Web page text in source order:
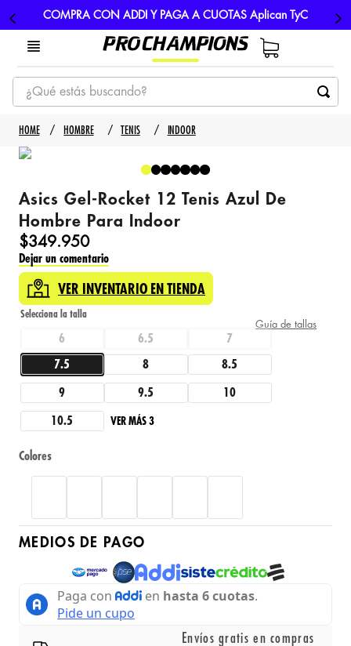
COMPRA CON ADDI Y PAGA A CUOTAS Aplican TyC
¿Qué estás buscando?
TÉRMINOS MÁS BUSCADOS
1
3. nike
4. guayos
5. gorras
HOMBRE TENIS INDOOR
Asics Gel-Rocket 12 Tenis Azul De
Hombre Para Indoor
$349.950
Dejar un comentario
VER INVENTARIO EN TIENDA
Guía de tallas
6 6.5 7
7.5 8 8.5
9 9.5 10
10.5 VER MÁS 3
Colores
MEDIOS DE PAGO
Envíos gratis en compras